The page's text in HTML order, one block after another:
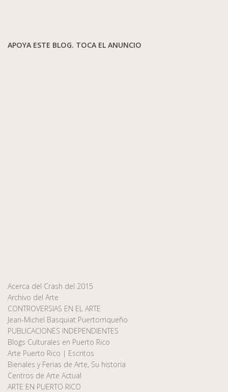
APOYA ESTE BLOG. TOCA EL ANUNCIO
Acerca del Crash del 2015
Archivo del Arte
CONTROVERSIAS EN EL ARTE
Jean-Michel Basquiat Puertorriqueño
PUBLICACIONES INDEPENDIENTES
Blogs Culturales en Puerto Rico
Arte Puerto Rico | Escritos
Bienales y Ferias de Arte, Su historia
Centros de Arte Actual
ARTE EN PUERTO RICO